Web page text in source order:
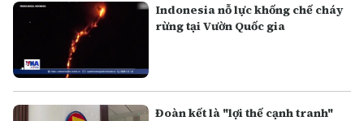
Indonesia nỗ lực khống chế cháy
rừng tại Vườn Quốc gia
Đoàn kết là "lợi thế cạnh tranh"